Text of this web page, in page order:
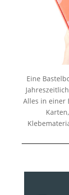
Eine
Alles in einer